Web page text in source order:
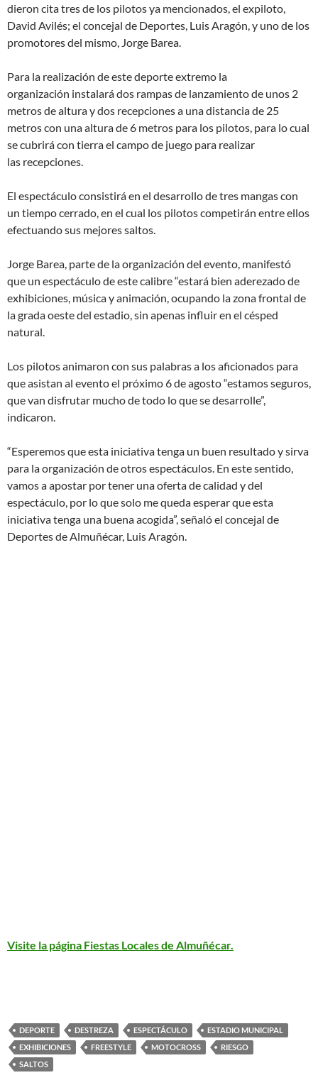
dieron cita tres de los pilotos ya mencionados, el expiloto,
David Avilés; el concejal de Deportes, Luis Aragón, y uno de los
promotores del mismo, Jorge Barea.
Para la realización de este deporte extremo la
organización instalará dos rampas de lanzamiento de unos 2
metros de altura y dos recepciones a una distancia de 25
metros con una altura de 6 metros para los pilotos, para lo cual
se cubrirá con tierra el campo de juego para realizar
las recepciones.
El espectáculo consistirá en el desarrollo de tres mangas con
un tiempo cerrado, en el cual los pilotos competirán entre ellos
efectuando sus mejores saltos.
Jorge Barea, parte de la organización del evento, manifestó
que un espectáculo de este calibre “estará bien aderezado de
exhibiciones, música y animación, ocupando la zona frontal de
la grada oeste del estadio, sin apenas influir en el césped
natural.
Los pilotos animaron con sus palabras a los aficionados para
que asistan al evento el próximo 6 de agosto “estamos seguros,
que van disfrutar mucho de todo lo que se desarrolle”,
indicaron.
“Esperemos que esta iniciativa tenga un buen resultado y sirva
para la organización de otros espectáculos. En este sentido,
vamos a apostar por tener una oferta de calidad y del
espectáculo, por lo que solo me queda esperar que esta
iniciativa tenga una buena acogida”, señaló el concejal de
Deportes de Almuñécar, Luis Aragón.
Visite la página Fiestas Locales de Almuñécar.
DEPORTE DESTREZA ESPECTÁCULO
ESTADIO MUNICIPAL
EXHIBICIONES
FREESTYLE MOTOCROSS
RIESGO
SALTOS